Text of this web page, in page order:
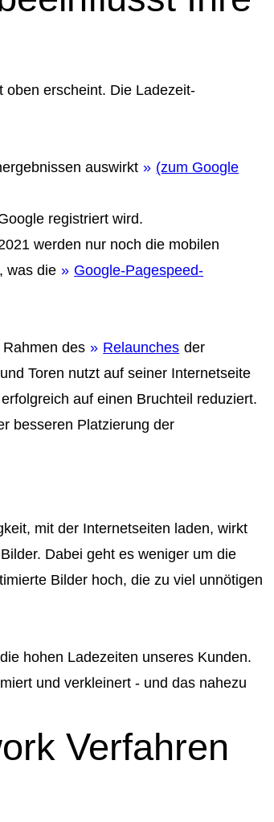
oben erscheint. Die Ladezeit-
auswirkt
(zum Google
registriert wird.
werden nur noch die mobilen
was die
Google-Pagespeed-
Rahmen des Relaunches der
Toren nutzt auf seiner Internetseite
auf einen Bruchteil reduziert.
besseren Platzierung der
mit der Internetseiten laden, wirkt
Dabei geht es weniger um die
Bilder hoch, die zu viel unnötigen
hohen Ladezeiten unseres Kunden.
und verkleinert - und das nahezu
Verfahren